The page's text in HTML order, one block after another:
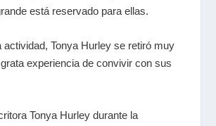
está reservado para ellas.
actividad, Tonya Hurley se retiró muy
experiencia de convivir con sus
Tonya Hurley durante la